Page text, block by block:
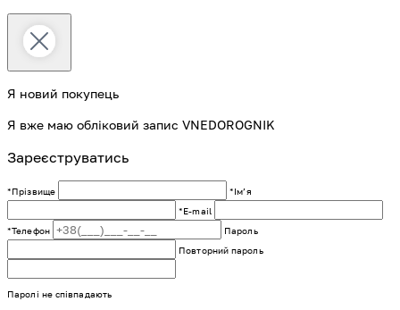
Я новий покупець
Я вже маю обліковий запис VNEDOROGNIK
Зареєструватись
*Прізвище
*Імʼя
*E-mail
*Телефон
Пароль
Повторний пароль
Паролі не співпадають